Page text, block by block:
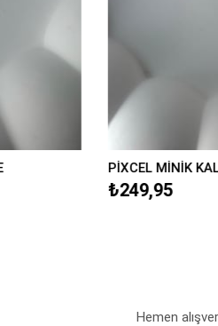
PİXCEL MİNİK
₺249,95
Hemen